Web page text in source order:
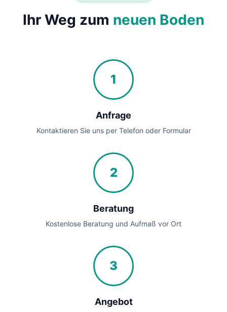
Ihr Weg zum neuen Boden
1
Anfrage
Kontaktieren Sie uns per Telefon oder Formular
2
Beratung
Kostenlose Beratung und Aufmaß vor Ort
3
Angebot